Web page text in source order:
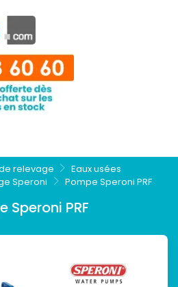
relevage
Eaux usées
Speroni
Pompe Speroni PRF
Speroni PRF